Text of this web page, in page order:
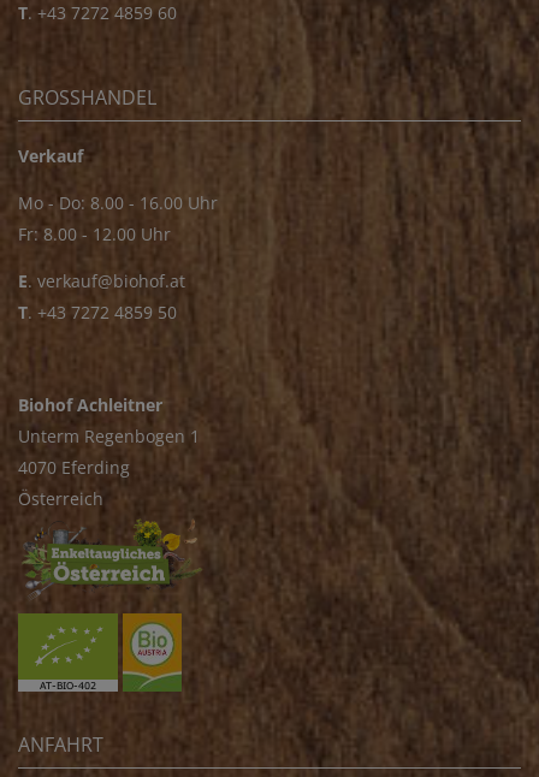
T. +43 7272 4859 60
GROSSHANDEL
Verkauf
Mo - Do: 8.00 - 16.00 Uhr
Fr: 8.00 - 12.00 Uhr
E. verkauf@biohof.at
T. +43 7272 4859 50
Biohof Achleitner
Unterm Regenbogen 1
4070 Eferding
Österreich
ANFAHRT